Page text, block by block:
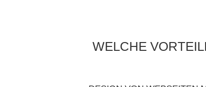
WELCHE